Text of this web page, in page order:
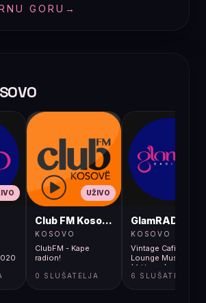
GORU →
UŽIVO
Club FM Kosovë
KOSOVO
ClubFM - Kape
radion!
0 SLUŠATELJA
GlamRADIO
KOSOVO
Vintage Cafi -
Lounge Music
(4 Hours)
6 SLUŠATELJA